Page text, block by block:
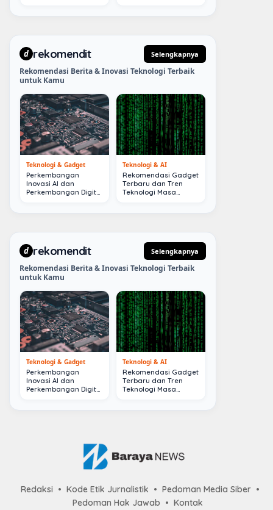
d rekomendit Selengkapnya
Rekomendasi Berita & Inovasi Teknologi Terbaik
untuk Kamu
Teknologi & Gadget
Perkembangan
Inovasi AI dan
Perkembangan Digital
Teknologi & AI
Rekomendasi Gadget
Terbaru dan Tren
Teknologi Masa
d rekomendit Selengkapnya
Rekomendasi Berita & Inovasi Teknologi Terbaik
untuk Kamu
Teknologi & Gadget
Perkembangan
Inovasi AI dan
Perkembangan Digital
Teknologi & AI
Rekomendasi Gadget
Terbaru dan Tren
Teknologi Masa
Redaksi Kode Etik Jurnalistik
Pedoman Media Siber
Pedoman Hak Jawab
Kontak